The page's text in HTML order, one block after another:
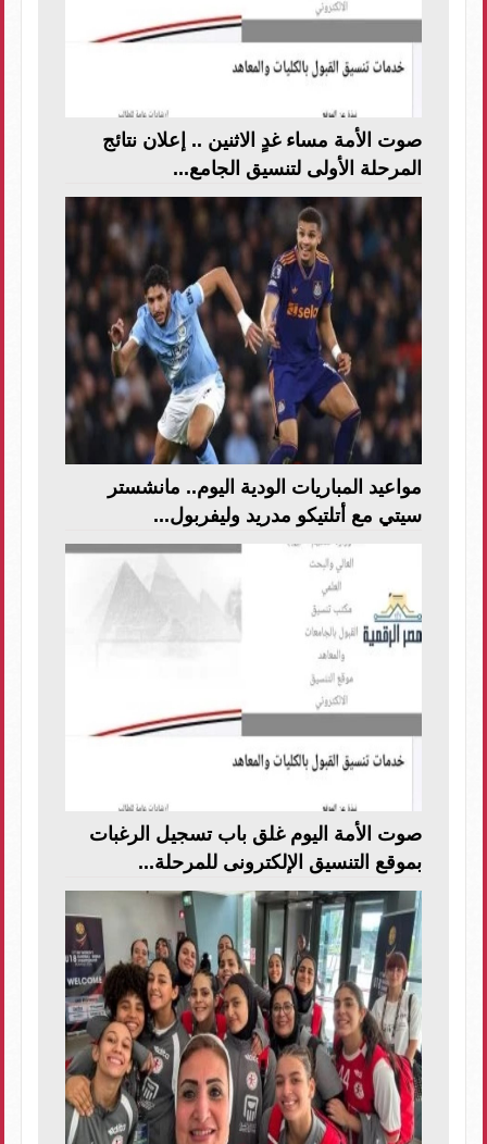
صوت الأمة مساء غدٍ الاثنين .. إعلان نتائج
المرحلة الأولى لتنسيق الجامع...
مواعيد المباريات الودية اليوم.. مانشستر
سيتي مع أتلتيكو مدريد وليفربول...
صوت الأمة اليوم غلق باب تسجيل الرغبات
بموقع التنسيق الإلكترونى للمرحلة...